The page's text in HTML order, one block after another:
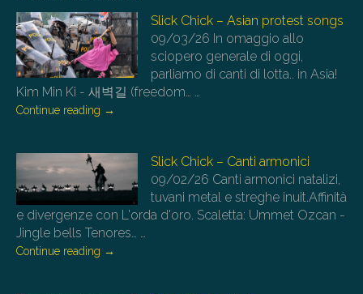
Slick Chick – Asian protest songs
09/03/26 In omaggio allo
sciopero generale di oggi,
parliamo di canti di lotta.. in Asia!
Kim Min Ki - 새벽길 (freedom… …
Continue reading →
Slick Chick – Canti armonici
09/02/26 Canti armonici natalizi,
tuvani metal e streghe inuit.Affinità
e divergenze con L'orda d'oro. Scaletta: Ummet Ozcan -
Jingle bells Tenores… …
Continue reading →